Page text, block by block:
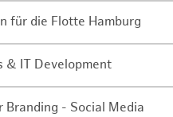
für die Flotte Hamburg
& IT Development
Branding - Social Media